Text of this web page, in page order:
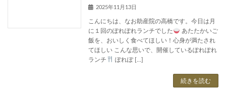
2025年11月13日
こんにちは、なお助産院の高橋です。今日は月
に１回のぽれぽれランチでした
あたたかいご
飯を、おいしく食べてほしい！心身が満たされ
てほしい こんな思いで、開催しているぽれぽれ
ランチ
ぽれぽ […]
続きを読む